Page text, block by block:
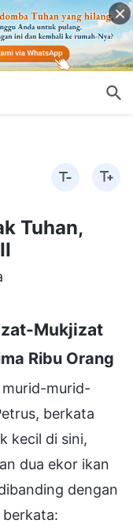
Tuhan,
Mukjizat
Ribu Orang
murid-murid-
berkata
kecil di sini,
dua ekor ikan
dengan
berkata: